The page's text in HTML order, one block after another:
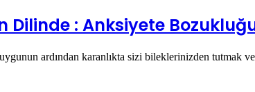
Dilinde : Anksiyete
duygunun ardından karanlıkta sizi bileklerinizden